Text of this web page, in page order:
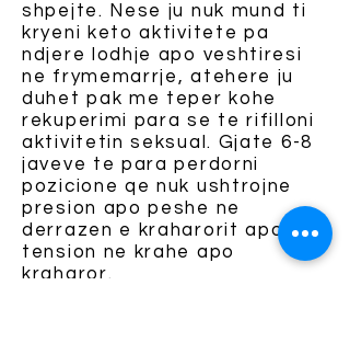
shpejte. Nese ju nuk mund ti
kryeni keto aktivitete pa
ndjere lodhje apo veshtiresi
ne frymemarrje, atehere ju
duhet pak me teper kohe
rekuperimi para se te rifilloni
aktivitetin seksual. Gjate 6-8
javeve te para perdorni
pozicione qe nuk ushtrojne
presion apo peshe ne
derrazen e kraharorit apo
tension ne krahe apo
kraharor.